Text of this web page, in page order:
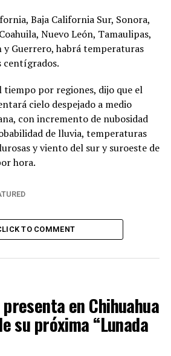
Baja California Sur, Sonora,
Nuevo León, Tamaulipas,
y Guerrero, habrá temperaturas
centígrados.
por regiones, dijo que el
cielo despejado a medio
con incremento de nubosidad
de lluvia, temperaturas
y viento del sur y suroeste de
hora.
TO COMMENT
en Chihuahua
su próxima “Lunada